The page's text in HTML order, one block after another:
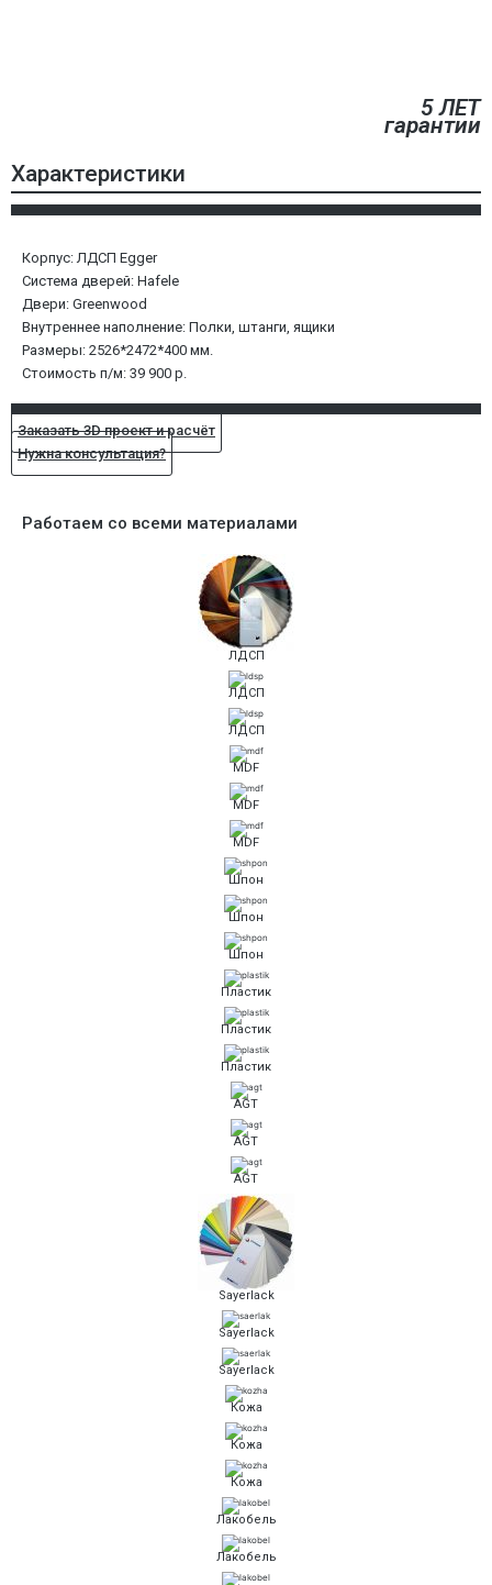
5 ЛЕТ
гарантии
Характеристики
Корпус: ЛДСП Egger
Система дверей: Hafele
Двери: Greenwood
Внутреннее наполнение: Полки, штанги, ящики
Размеры: 2526*2472*400 мм.
Стоимость п/м: 39 900 р.
Заказать 3D проект и расчёт
Нужна консультация?
Работаем со всеми материалами
ЛДСП
ЛДСП
ЛДСП
MDF
MDF
MDF
Шпон
Шпон
Шпон
Пластик
Пластик
Пластик
AGT
AGT
AGT
Sayerlack
Sayerlack
Sayerlack
Кожа
Кожа
Кожа
Лакобель
Лакобель